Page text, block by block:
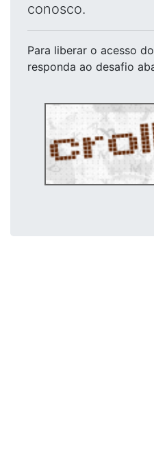
conosco.
Para liberar o acesso
responda ao desafio